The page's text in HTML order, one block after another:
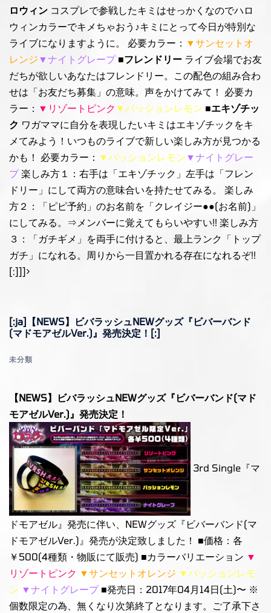
ロウィン コスプレで参戦したキミはせっかくなのでハロ
ウィンカラーでキメちゃおう♪キミにとって今日が特別な
ライブになりますように。 必要カラー： ▼サンセットオ
レンジ ▼ナイトグレープ ■フレンドリー ライブ会場でお友
だちが欲しいあなたはフレンドリー。この配色の組み合わ
せは「お友だち募集」の意味。声をかけてみて！ 必要カ
ラー： ▼リゾートピンク ▼パッションレモン ■エキゾチッ
ク ワガママに自分を表現したいキミはエキゾチックをキ
メてみよう！いつものライブで新しい楽しみ方が見つかる
かも！ 必要カラー： ▼パッションレモン ▼ナイトグレー
プ楽しみ方１：右手は「エキゾチック」左手は「フレン
ドリー」にして両方の意味合いを持たせてみる。 楽しみ
方２：「ピピ予約」のお名前を「クレイジー●●(お名前)」
にしてみる。⇒メンバーに覚えてもらいやすい!! 楽しみ方
３：「ガチギメ」を両手に付けると、最上ランク「トップ
ガチ」になれる。周りから一目置かれる存在になれるぞ!!
[:]]]>
[:ja]【NEWS】ビバラッシュNEWグッズ『ビバーバンド
(マドモアゼルVer.)』発売決定！[:]
未分類
【NEWS】ビバラッシュNEWグッズ『ビバーバンド(マド
モアゼルVer.)』発売決定！
3rd Single『マ
ドモアゼル』発売に伴い、NEWグッズ『ビバーバンド(マ
ドモアゼルVer.)』発売が決定致しました！ ■価格：各
￥500(4種類・物販にて販売) ■カラーバリエーション ▼
リゾートピンク ▼サンセットオレンジ ▼パッションレモ
ン ▼ナイトグレープ■発売日：2017年04月14日(土)〜 ※
個数限定の為、無くなり次第終了となります。ご了承下さ